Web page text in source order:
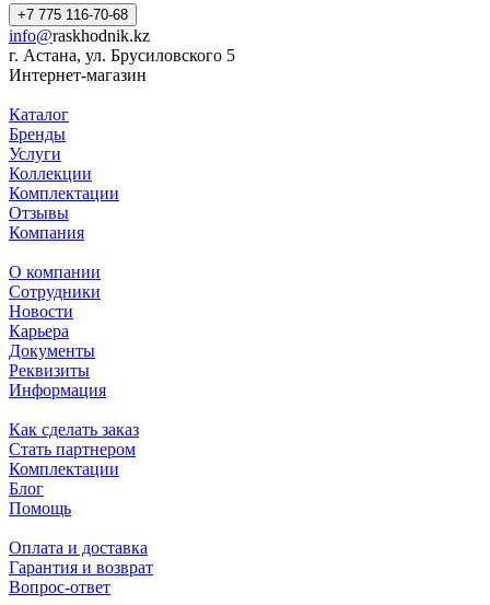
+7 775 116-70-68
info@raskhodnik.kz
г. Астана, ул. Брусиловского 5
Интернет-магазин
Каталог
Бренды
Услуги
Коллекции
Комплектации
Отзывы
Компания
О компании
Сотрудники
Новости
Карьера
Документы
Реквизиты
Информация
Как сделать заказ
Стать партнером
Комплектации
Блог
Помощь
Оплата и доставка
Гарантия и возврат
Вопрос-ответ